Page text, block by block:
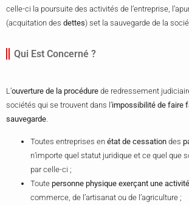
celle-ci la poursuite des activités de l’entreprise,
(acquitation des dettes) set la sauvegarde de la
Qui Est Concerné ?
L’ouverture de la procédure de redressement
sociétés qui se trouvent dans l’impossibilité de faire
sauvegarde
Toutes entreprises en état de cessation des
n’importe quel statut juridique et ce quel que
par celle-ci ;
Toute personne physique exerçant une activité
commerce, de l’artisanat ou de l’agriculture ;